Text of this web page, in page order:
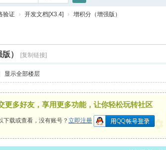
搜
验证 › 开发文档[X3.4] › 增积分（增强版）
） [复制链接]
显示全部楼层
更多好友，享用更多功能，让你轻松玩转社区
下载或查看，没有账号？ 立即注册